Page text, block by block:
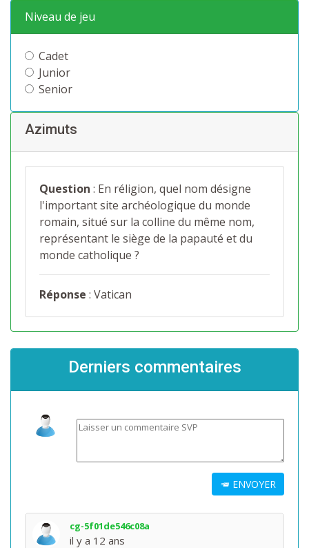
Niveau de jeu
Cadet
Junior
Senior
Azimuts
Question : En réligion, quel nom désigne
l'important site archéologique du monde
romain, situé sur la colline du même nom,
représentant le siège de la papauté et du
monde catholique ?
Réponse : Vatican
Derniers commentaires
ENVOYER
cg-5f01de546c08a
il y a 12 ans